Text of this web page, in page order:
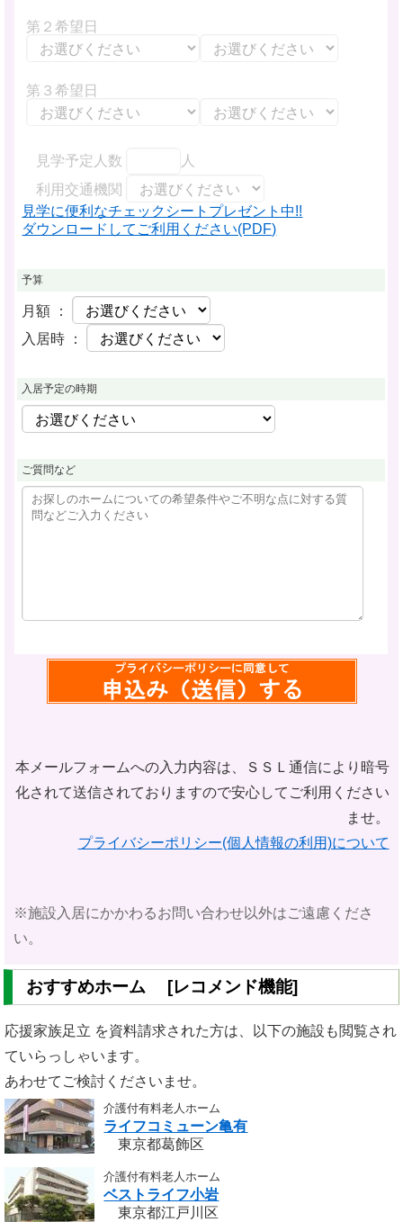
第２希望日
第３希望日
見学予定人数
人
利用交通機関
見学に便利なチェックシートプレゼント中!!
ダウンロードしてご利用ください(PDF)
予算
月額 ：
入居時 ：
入居予定の時期
ご質問など
本メールフォームへの入力内容は、ＳＳＬ通信により暗号
化されて送信されておりますので安心してご利用ください
ませ。
プライバシーポリシー(個人情報の利用)について
※施設入居にかかわるお問い合わせ以外はご遠慮くださ
い。
おすすめホーム [レコメンド機能]
応援家族足立 を資料請求された方は、以下の施設も閲覧され
ていらっしゃいます。
あわせてご検討くださいませ。
介護付有料老人ホーム
ライフコミューン亀有
東京都葛飾区
介護付有料老人ホーム
ベストライフ小岩
東京都江戸川区